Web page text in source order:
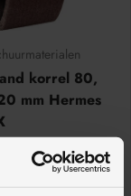
korrel 80,
mm Hermes
€22,00